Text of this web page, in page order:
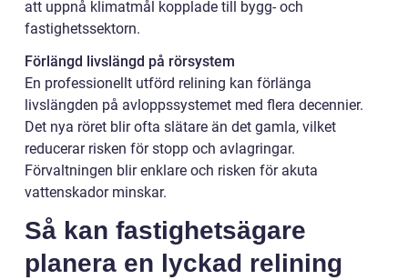
att uppnå klimatmål kopplade till bygg- och
fastighetssektorn.
Förlängd livslängd på rörsystem
En professionellt utförd relining kan förlänga
livslängden på avloppssystemet med flera decennier.
Det nya röret blir ofta slätare än det gamla, vilket
reducerar risken för stopp och avlagringar.
Förvaltningen blir enklare och risken för akuta
vattenskador minskar.
Så kan fastighetsägare
planera en lyckad relining